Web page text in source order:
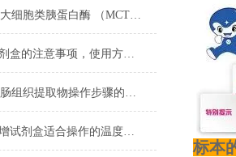
大鼠肥大细胞类胰蛋白酶 （MCT）ELISA Kit​试剂配制步骤
PCR试剂盒的注意事项，使用方法及用途
大鼠小肠组织提取物​操作步骤的详细阐述
PCR扩增试剂盒适合操作的温度范围
标本